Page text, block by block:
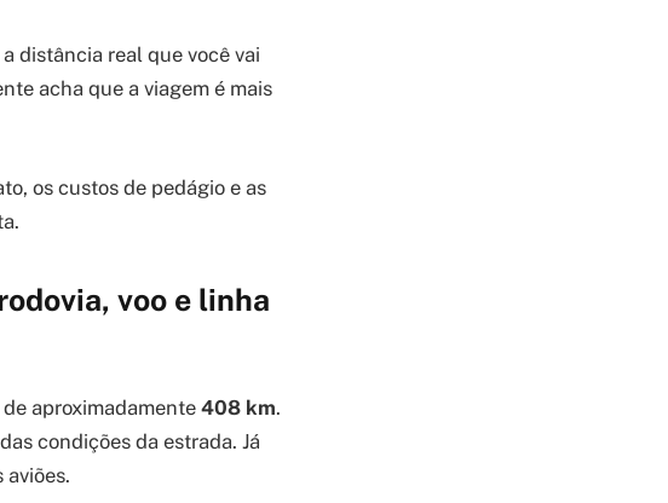
distância real que você vai
acha que a viagem é mais
os custos de pedágio e as
voo e linha
aproximadamente 408 km.
condições da estrada. Já
aviões.